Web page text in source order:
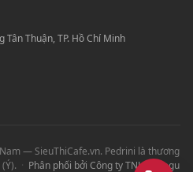
Thuận, TP. Hồ Chí Minh
— SieuThiCafe.vn. Pedrini là thương
· Phân phối bởi Công ty TNHH Blagu
Z